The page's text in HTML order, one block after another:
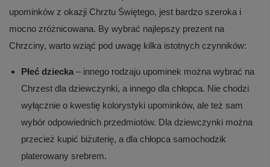
upominków z okazji Chrztu Świętego, jest bardzo szeroka i
mocno zróżnicowana. By wybrać najlepszy prezent na
Chrzciny, warto wziąć pod uwagę kilka istotnych czynników:
Płeć dziecka – innego rodzaju upominek można wybrać na
Chrzest dla dziewczynki, a innego dla chłopca. Nie chodzi
wyłącznie o kwestię kolorystyki upominków, ale też sam
wybór odpowiednich przedmiotów. Dla dziewczynki można
przecież kupić biżuterię, a dla chłopca samochodzik
platerowany srebrem.